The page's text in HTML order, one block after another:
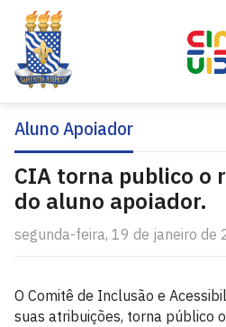
Aluno Apoiador
CIA torna publico o
do aluno apoiador.
segunda-feira, 19 de janeiro de
O Comitê de Inclusão e
suas atribuições, torna público